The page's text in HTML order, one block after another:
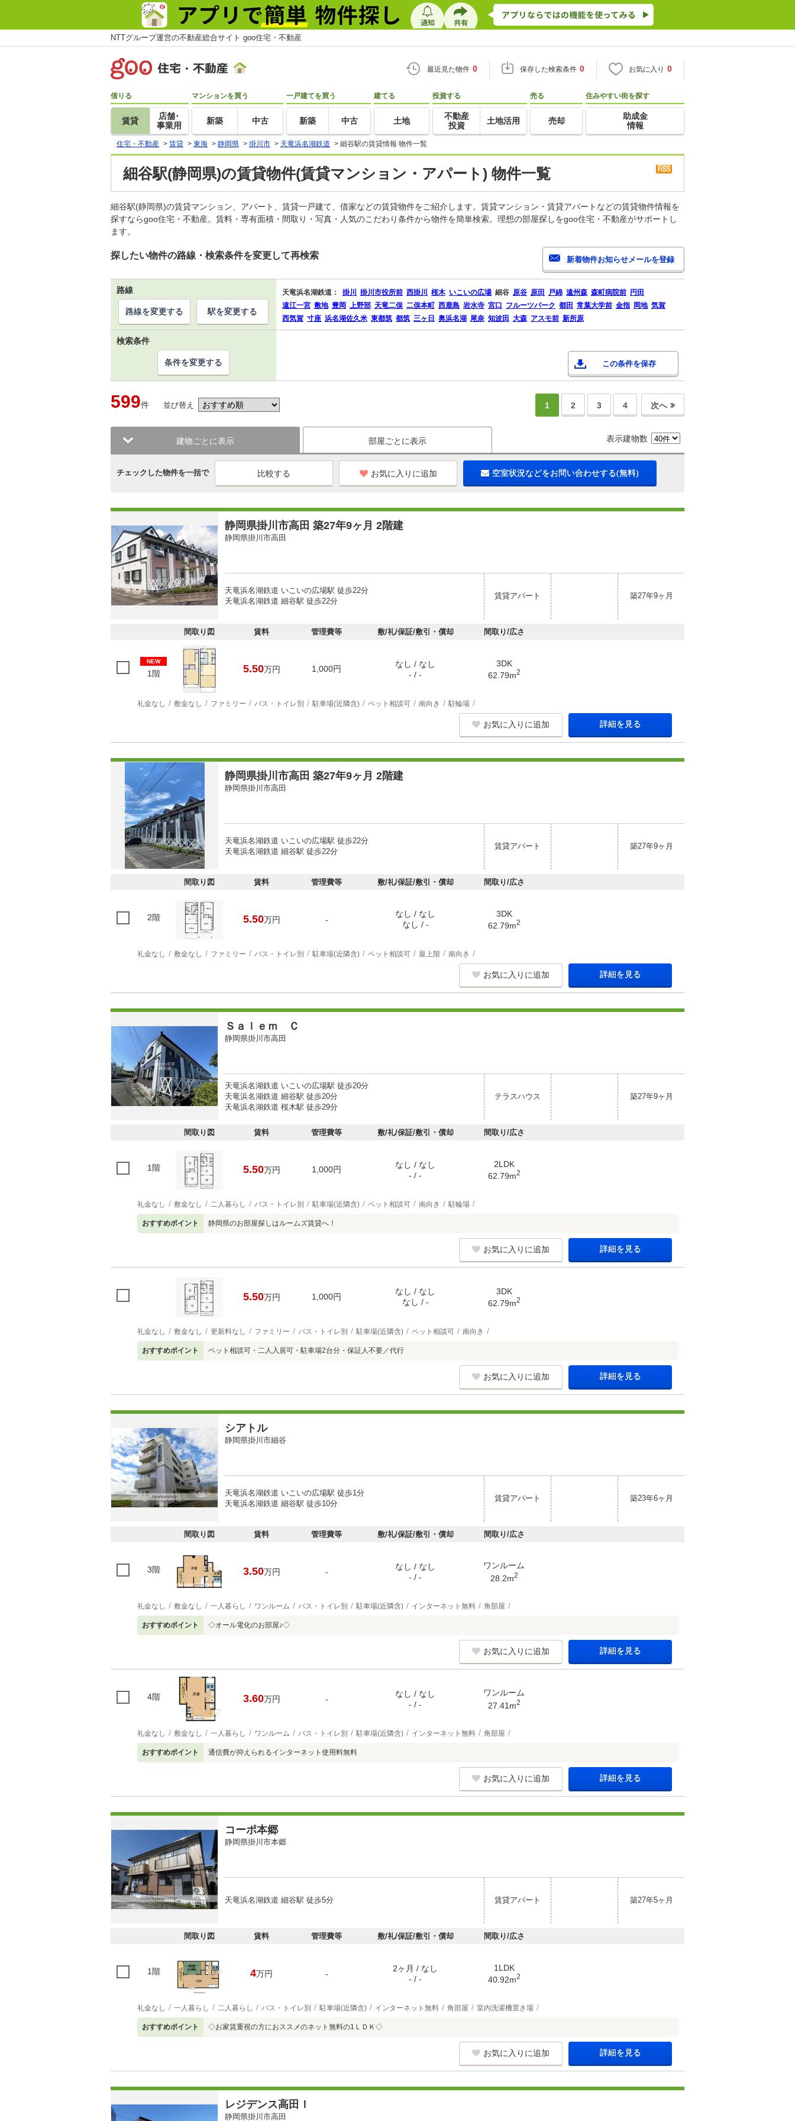
NTTグループ運営の不動産総合サイト goo住宅・不動産
最近見た物件 0 保存した検索条件 0 お気に入り 0
借りる
賃貸
店舗･
事業用
マンションを買う
新築 中古
一戸建てを買う
新築 中古
建てる
土地
投資する
不動産
投資
土地活用
売る
売却
住みやすい街を探す
助成金
情報
住宅・不動産 > 賃貸 > 東海 > 静岡県 > 掛川市 > 天竜浜名湖鉄道 > 細谷駅の賃貸情報 物件一覧
細谷駅(静岡県)の賃貸物件(賃貸マンション・アパート) 物件一覧
細谷駅(静岡県)の賃貸マンション、アパート、賃貸一戸建て、借家などの賃貸物件をご紹介します。賃貸マンション・賃貸アパートなどの賃貸物件情報を
探すならgoo住宅・不動産。賃料・専有面積・間取り・写真・人気のこだわり条件から物件を簡単検索。理想の部屋探しをgoo住宅・不動産がサポートし
ます。
探したい物件の路線・検索条件を変更して再検索
路線 天竜浜名湖鉄道： 掛川 掛川市役所前 西掛川 桜木 いこいの広場 細谷 原谷 原田 戸綿 遠州森 森町病院前 円田
遠江一宮 敷地 豊岡 上野部 天竜二俣 二俣本町 西鹿島 岩水寺 宮口 フルーツパーク 都田 常葉大学前 金指 岡地 気賀
西気賀 寸座 浜名湖佐久米 東都筑 都筑 三ヶ日 奥浜名湖 尾奈 知波田 大森 アスモ前 新所原
路線を変更する 駅を変更する
検索条件
この条件を保存
条件を変更する
599件 並び替え 1 2 3 4 次へ
建物ごとに表示 部屋ごとに表示 表示建物数
チェックした物件を一括で お気に入りに追加 空室状況などをお問い合わせする(無料)
静岡県掛川市高田 築27年9ヶ月 2階建
静岡県掛川市高田
天竜浜名湖鉄道 いこいの広場駅 徒歩22分
天竜浜名湖鉄道 細谷駅 徒歩22分
賃貸アパート 築27年9ヶ月
間取り図 賃料 管理費等 敷/礼/保証/敷引・償却 間取り/広さ
NEW
1階 5.50万円 1,000円
なし / なし
- / -
3DK
62.79m2
礼金なし 敷金なし ファミリー バス・トイレ別 駐車場(近隣含) ペット相談可 南向き 駐輪場
お気に入りに追加 詳細を見る
静岡県掛川市高田 築27年9ヶ月 2階建
静岡県掛川市高田
天竜浜名湖鉄道 いこいの広場駅 徒歩22分
天竜浜名湖鉄道 細谷駅 徒歩22分
賃貸アパート 築27年9ヶ月
間取り図 賃料 管理費等 敷/礼/保証/敷引・償却 間取り/広さ
2階 5.50万円 -
なし / なし
なし / -
3DK
62.79m2
礼金なし 敷金なし ファミリー バス・トイレ別 駐車場(近隣含) ペット相談可 最上階 南向き
お気に入りに追加 詳細を見る
Ｓａｌｅｍ Ｃ
静岡県掛川市高田
天竜浜名湖鉄道 いこいの広場駅 徒歩20分
天竜浜名湖鉄道 細谷駅 徒歩20分
天竜浜名湖鉄道 桜木駅 徒歩29分
テラスハウス 築27年9ヶ月
間取り図 賃料 管理費等 敷/礼/保証/敷引・償却 間取り/広さ
1階 5.50万円 1,000円
なし / なし
- / -
2LDK
62.79m2
礼金なし 敷金なし 二人暮らし バス・トイレ別 駐車場(近隣含) ペット相談可 南向き 駐輪場
おすすめポイント 静岡県のお部屋探しはルームズ賃貸へ！
お気に入りに追加 詳細を見る
5.50万円 1,000円
なし / なし
なし / -
3DK
62.79m2
礼金なし 敷金なし 更新料なし ファミリー バス・トイレ別 駐車場(近隣含) ペット相談可 南向き
おすすめポイント ペット相談可・二人入居可・駐車場2台分・保証人不要／代行
お気に入りに追加 詳細を見る
シアトル
静岡県掛川市細谷
天竜浜名湖鉄道 いこいの広場駅 徒歩1分
天竜浜名湖鉄道 細谷駅 徒歩10分
賃貸アパート 築23年6ヶ月
間取り図 賃料 管理費等 敷/礼/保証/敷引・償却 間取り/広さ
3階 3.50万円 -
なし / なし
- / -
ワンルーム
28.2m2
礼金なし 敷金なし 一人暮らし ワンルーム バス・トイレ別 駐車場(近隣含) インターネット無料 角部屋
おすすめポイント ◇オール電化のお部屋♪◇
お気に入りに追加 詳細を見る
4階 3.60万円 -
なし / なし
- / -
ワンルーム
27.41m2
礼金なし 敷金なし 一人暮らし ワンルーム バス・トイレ別 駐車場(近隣含) インターネット無料 角部屋
おすすめポイント 通信費が抑えられるインターネット使用料無料
お気に入りに追加 詳細を見る
コーポ本郷
静岡県掛川市本郷
天竜浜名湖鉄道 細谷駅 徒歩5分 賃貸アパート 築27年5ヶ月
間取り図 賃料 管理費等 敷/礼/保証/敷引・償却 間取り/広さ
1階 4万円 -
2ヶ月 / なし
- / -
1LDK
40.92m2
礼金なし 一人暮らし 二人暮らし バス・トイレ別 駐車場(近隣含) インターネット無料 角部屋 室内洗濯機置き場
おすすめポイント ◇お家賃重視の方におススメのネット無料の1ＬＤＫ◇
お気に入りに追加 詳細を見る
レジデンス高田Ｉ
静岡県掛川市高田